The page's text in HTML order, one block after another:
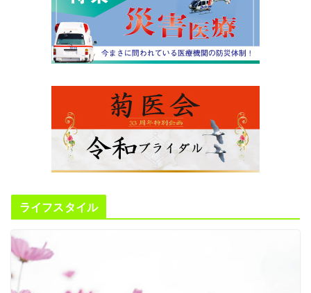
ライフスタイル